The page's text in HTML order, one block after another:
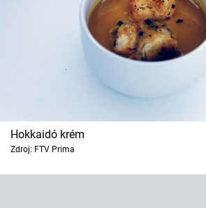
Hokkaidó krém
Zdroj: FTV Prima